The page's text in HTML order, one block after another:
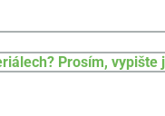
Prosím,